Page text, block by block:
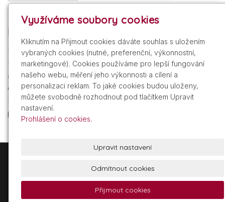
Popis
Použití:
Použijte světlejší oční stíny v blízkosti vnitřního rohu oka
a na obočí k rozjasnění očí. Pro zesílení vnějšího rohu
oka použijte střední barvy, pro oční víčko tmavší tóny.
Pro delší výdrž a vyšší barevnou intezitu očních stínů,
před nanesením aplikujte Naj Oleari Smooth Eye Primer.
+420 605 209 211 info@gdist.cz
© 2026 Glamour Distribuce, a.s. Powered by
Využíváme soubory cookies
Kliknutím na Přijmout cookies dáváte souhlas s uložením
vybraných cookies (nutné, preferenční, výkonnostní,
marketingové). Cookies používáme pro lepší fungování
našeho webu, měření jeho výkonnosti a cílení a
personalizaci reklam. To jaké cookies budou uloženy,
můžete svobodně rozhodnout pod tlačítkem Upravit
nastavení.
Prohlášení o cookies.
Upravit nastavení
Odmítnout cookies
Přijmout cookies